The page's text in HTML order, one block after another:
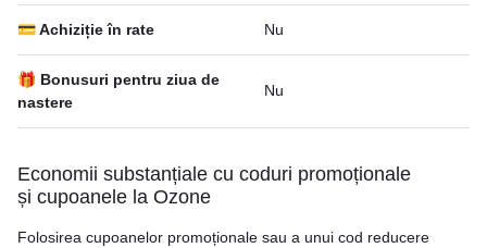
💳 Achiziție în rate Nu
🎁 Bonusuri pentru ziua de
nastere
Nu
Economii substanțiale cu coduri promoționale
și cupoanele la Ozone
Folosirea cupoanelor promoționale sau a unui cod reducere